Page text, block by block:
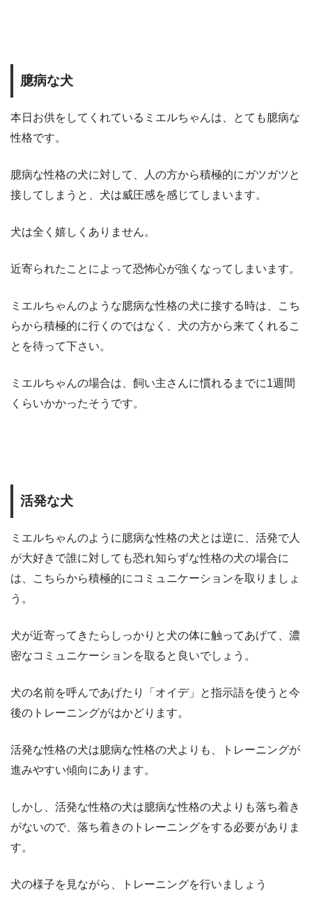
臆病な犬
本日お供をしてくれているミエルちゃんは、とても臆病な
性格です。
臆病な性格の犬に対して、人の方から積極的にガツガツと
接してしまうと、犬は威圧感を感じてしまいます。
犬は全く嬉しくありません。
近寄られたことによって恐怖心が強くなってしまいます。
ミエルちゃんのような臆病な性格の犬に接する時は、こち
らから積極的に行くのではなく、犬の方から来てくれるこ
とを待って下さい。
ミエルちゃんの場合は、飼い主さんに慣れるまでに1週間
くらいかかったそうです。
活発な犬
ミエルちゃんのように臆病な性格の犬とは逆に、活発で人
が大好きで誰に対しても恐れ知らずな性格の犬の場合に
は、こちらから積極的にコミュニケーションを取りましょ
う。
犬が近寄ってきたらしっかりと犬の体に触ってあげて、濃
密なコミュニケーションを取ると良いでしょう。
犬の名前を呼んであげたり「オイデ」と指示語を使うと今
後のトレーニングがはかどります。
活発な性格の犬は臆病な性格の犬よりも、トレーニングが
進みやすい傾向にあります。
しかし、活発な性格の犬は臆病な性格の犬よりも落ち着き
がないので、落ち着きのトレーニングをする必要がありま
す。
犬の様子を見ながら、トレーニングを行いましょう